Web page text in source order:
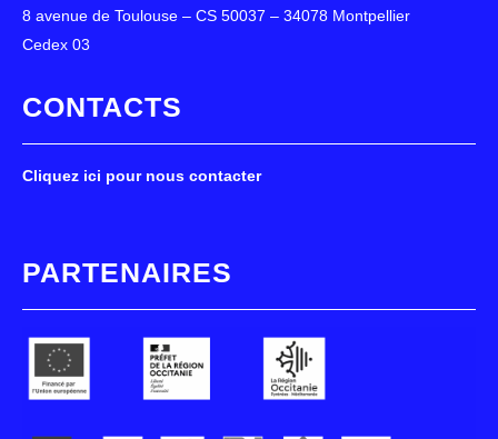
8 avenue de Toulouse – CS 50037 – 34078 Montpellier
Cedex 03
CONTACTS
Cliquez ici pour nous contacter
PARTENAIRES